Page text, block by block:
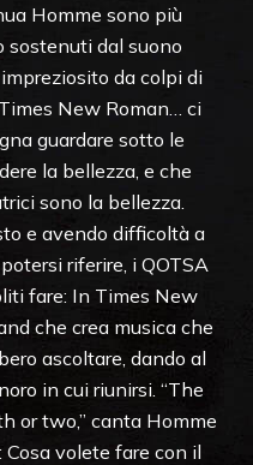
Homme sono più
sostenuti dal suono
da colpi di
New Roman… ci
guardare sotto le
la bellezza, e che
sono la bellezza.
e avendo difficoltà a
riferire, i QOTSA
fare: In Times New
che crea musica che
ascoltare, dando al
in cui riunirsi. “The
or two,” canta Homme
volete fare con il